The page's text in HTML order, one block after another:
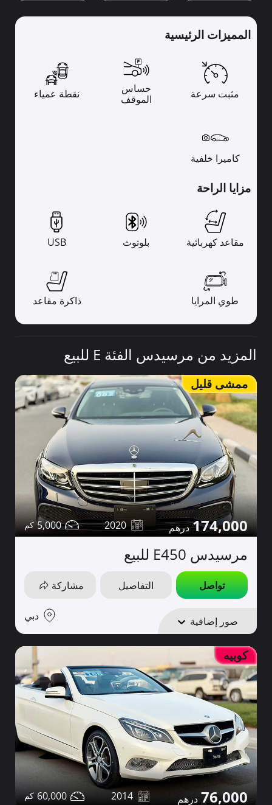
المميزات الرئيسية
مثبت سرعة
حساس
الموقف
نقطة عمياء
كاميرا خلفية
مزايا الراحة
مقاعد كهربائية بلوتوث USB
طوي المرايا ذاكرة مقاعد
المزيد من مرسيدس الفئة E للبيع
ممشى قليل
174,000
2020
5,000
مرسيدس E450 للبيع
تواصل التفاصيل مشاركة
صور إضافية دبي
كوبيه
76,000
2014
60,000